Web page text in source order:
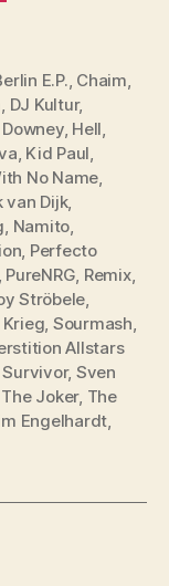
Ein
Jahr
und
seine
20
Songs.
Mit
Marmion.“
E.P. Chaim
DJ Kultur,
, Hell
Kid Paul
No Name
van Dijk,
Namito
Perfecto
PureNRG Remix,
Ströbele
Sourmash
Allstars
Survivor, Sven
The Joker, The
Engelhardt